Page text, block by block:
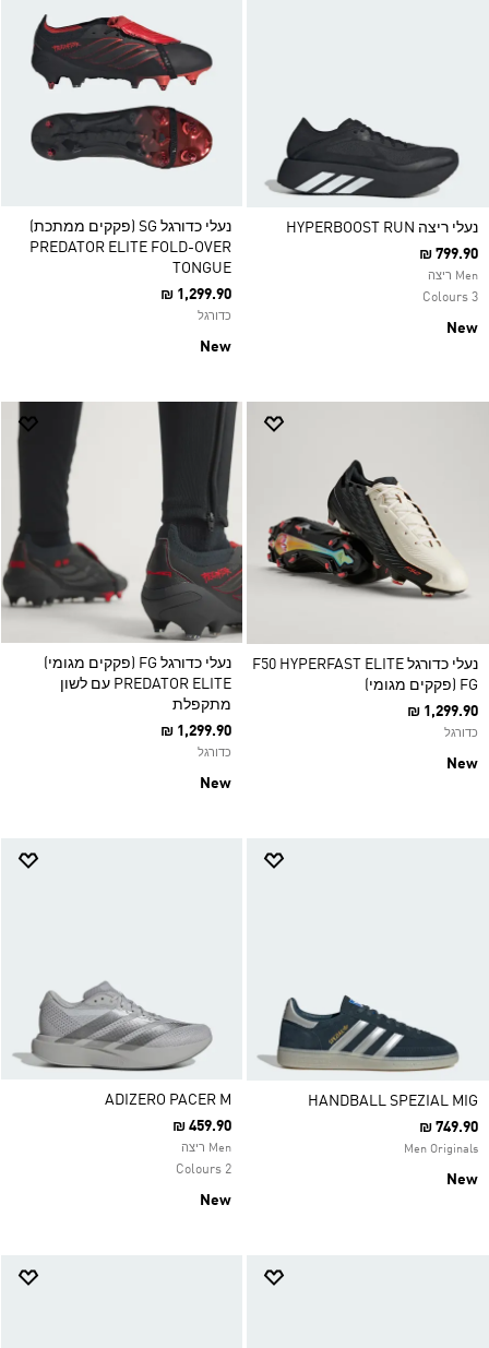
נעלי ריצה HYPERBOOST RUN
₪ 799.90
Men ריצה
3 Colours
New
נעלי כדורגל SG (פקקים ממתכת)
PREDATOR ELITE FOLD-OVER
TONGUE
₪ 1,299.90
כדורגל
New
נעלי כדורגל F50 HYPERFAST ELITE
FG (פקקים מגומי)
₪ 1,299.90
כדורגל
New
נעלי כדורגל FG (פקקים מגומי)
PREDATOR ELITE עם לשון
מתקפלת
₪ 1,299.90
כדורגל
New
HANDBALL SPEZIAL MIG
₪ 749.90
Men Originals
New
ADIZERO PACER M
₪ 459.90
Men ריצה
2 Colours
New